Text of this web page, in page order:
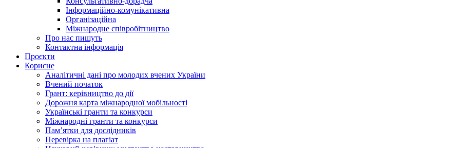
Інформаційно-комунікативна
Організаційна
Міжнародне співробітництво
Про нас пишуть
Контактна інформація
Проєкти
Корисне
Аналітичні дані про молодих вчених України
Вчений початок
Грант: керівництво до дії
Дорожня карта міжнародної мобільності
Українські гранти та конкурси
Міжнародні гранти та конкурси
Памʼятки для дослідників
Перевірка на плагіат